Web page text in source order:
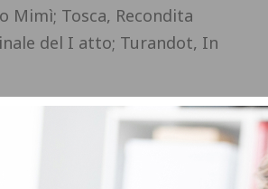
Mimì; Tosca, Recondita
del I atto; Turandot, In
: “Sarà di nuovo un piacere
, per condividere una serata